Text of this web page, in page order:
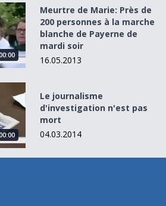
de 200 personnes à la marche
Meurtre de Marie: Près de
200 personnes à la marche
blanche de Payerne de
mardi soir
16.05.2013
n&#039;est pas
Le journalisme
d'investigation n'est pas
mort
04.03.2014